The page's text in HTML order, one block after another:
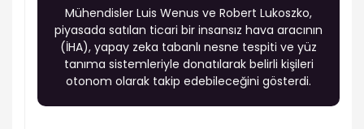
Mühendisler Luis Wenus ve Robert Lukoszko,
piyasada satılan ticari bir insansız hava aracının
(İHA), yapay zeka tabanlı nesne tespiti ve yüz
tanıma sistemleriyle donatılarak belirli kişileri
otonom olarak takip edebileceğini gösterdi.